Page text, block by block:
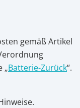
gemäß Artikel
„Batterie-Zurück“.